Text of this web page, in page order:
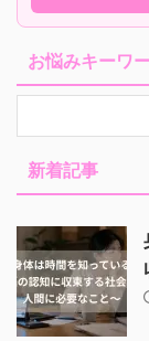
お悩みキーワ
新着記事